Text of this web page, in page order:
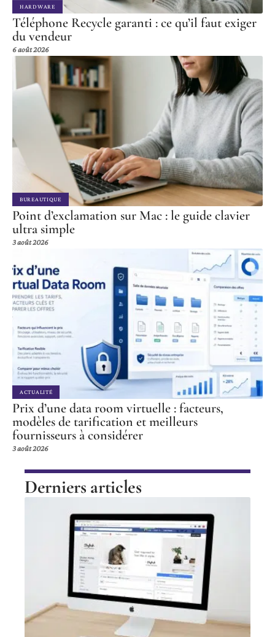
HARDWARE
Téléphone Recycle garanti : ce qu’il faut exiger
du vendeur
6 août 2026
BUREAUTIQUE
Point d’exclamation sur Mac : le guide clavier
ultra simple
3 août 2026
ACTUALITÉ
Prix d’une data room virtuelle : facteurs,
modèles de tarification et meilleurs
fournisseurs à considérer
3 août 2026
Derniers articles